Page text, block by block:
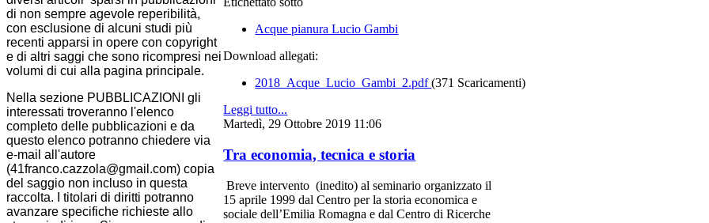
Acque pianura Lucio Gambi
Download allegati:
2018_Acque_Lucio_Gambi_2.pdf(371 Scaricamenti)
Leggi tutto...
Martedì, 29 Ottobre 2019 11:06
Tra economia, tecnica e storia
Breve intervento (inedito) al seminario organizzato il
15 aprile 1999 dal Centro per la storia economica e
sociale dell’Emilia Romagna e dal Centro di Ricerche
di non sempre agevole reperibilità,
con esclusione di alcuni studi più
recenti apparsi in opere con copyright
e di altri saggi che sono ricompresi nei
volumi di cui alla pagina principale.
Nella sezione PUBBLICAZIONI gli
interessati troveranno l'elenco
completo delle pubblicazioni e da
questo elenco potranno chiedere via
e-mail all'autore
(41franco.cazzola@gmail.com) copia
del saggio non incluso in questa
raccolta. I titolari di diritti potranno
avanzare specifiche richieste allo